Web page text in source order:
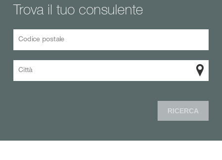
Trova il tuo consulente
Codice postale
Città
RICERCA